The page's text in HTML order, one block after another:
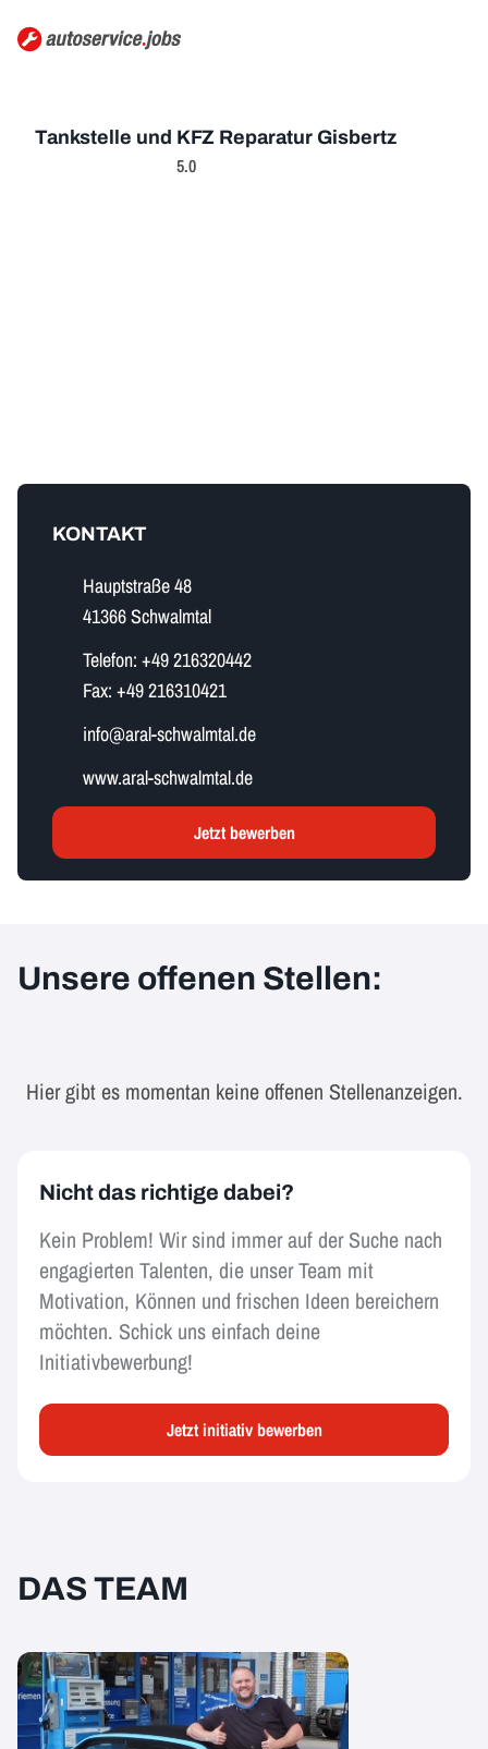
Tankstelle und KFZ Reparatur Gisbertz
5.0
KONTAKT
Hauptstraße 48
41366 Schwalmtal
Telefon: +49 216320442
Fax: +49 216310421
i​n​f​o​@aral-schwalmtal.de
www.aral-schwalmtal.de
Jetzt bewerben
Unsere offenen Stellen:
Hier gibt es momentan keine offenen Stellenanzeigen.
Nicht das richtige dabei?
Kein Problem! Wir sind immer auf der Suche nach
engagierten Talenten, die unser Team mit
Motivation, Können und frischen Ideen bereichern
möchten. Schick uns einfach deine
Initiativbewerbung!
Jetzt initiativ bewerben
DAS TEAM